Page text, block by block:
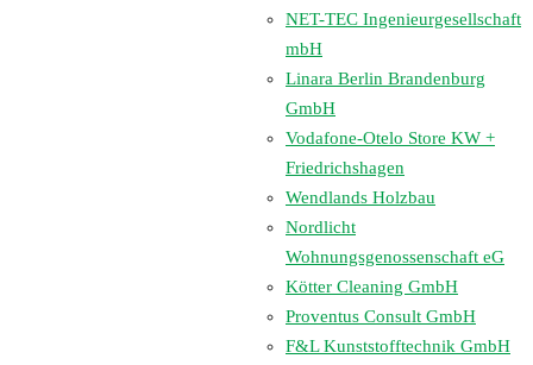
NET-TEC Ingenieurgesellschaft
mbH
Linara Berlin Brandenburg
GmbH
Vodafone-Otelo Store KW +
Friedrichshagen
Wendlands Holzbau
Nordlicht
Wohnungsgenossenschaft eG
Kötter Cleaning GmbH
Proventus Consult GmbH
F&L Kunststofftechnik GmbH